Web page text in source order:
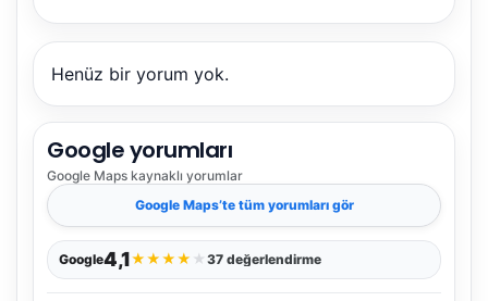
Henüz bir yorum yok.
Google yorumları
Google Maps kaynaklı yorumlar
Google Maps’te tüm yorumları gör
Google4,1★★★★ ★ 37 değerlendirme